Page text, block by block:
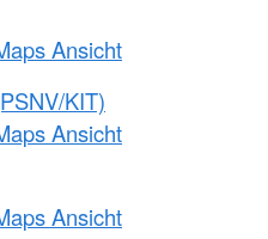
Ansicht
KIT)
Ansicht
Ansicht